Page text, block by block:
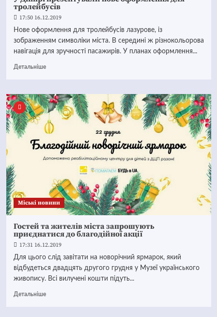
тролейбусів
17:50 16.12.2019
Нове оформлення для тролейбусів лазурове, із
зображенням символіки міста. В середині ж різнокольорова
навігація для зручності пасажирів. У планах оформлення...
Детальніше
Mіські новини
Гостей та жителів міста запрошують
приєднатися до благодійної акції
17:31 16.12.2019
Для цього слід завітати на новорічний ярмарок, який
відбудеться двадцять другого грудня у Музеї українського
живопису. Всі вилучені кошти підуть...
Детальніше